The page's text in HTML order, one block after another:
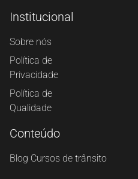
Institucional
Sobre nós
Política de
Privacidade
Política de
Qualidade
Conteúdo
Blog Cursos de trânsito